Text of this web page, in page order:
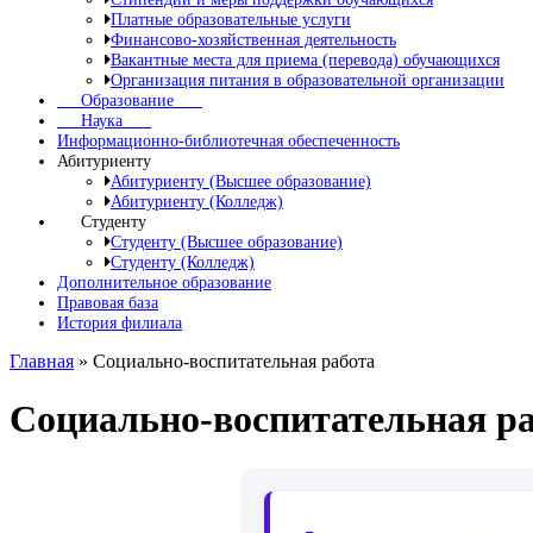
Платные образовательные услуги
Финансово-хозяйственная деятельность
Вакантные места для приема (перевода) обучающихся
Организация питания в образовательной организации
Образование
Наука
Информационно-библиотечная обеспеченность
Абитуриенту
Абитуриенту (Высшее образование)
Абитуриенту (Колледж)
Студенту
Студенту (Высшее образование)
Студенту (Колледж)
Дополнительное образование
Правовая база
История филиала
Главная » Социально-воспитательная работа
Социально-воспитательная